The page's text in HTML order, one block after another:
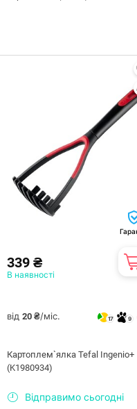
339 ₴
В наявності
від 20 ₴/міс. 17 9
Картоплем`ялка Tefal Ingenio+
(K1980934)
Відправимо сьогодні